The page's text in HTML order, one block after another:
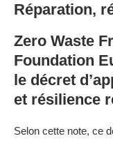
Réparation,
Zero Waste
Foundation
le décret
et résilience
Selon cette note, ce